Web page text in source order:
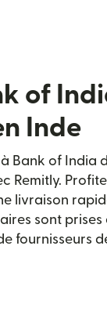
of
Inde
à Bank of India
Remitly.
livraison
sont
fournisseurs